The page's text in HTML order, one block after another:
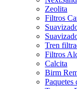
Zeolita
Filtros
Tren
Filtros
Calcita
Birm
Paquetes